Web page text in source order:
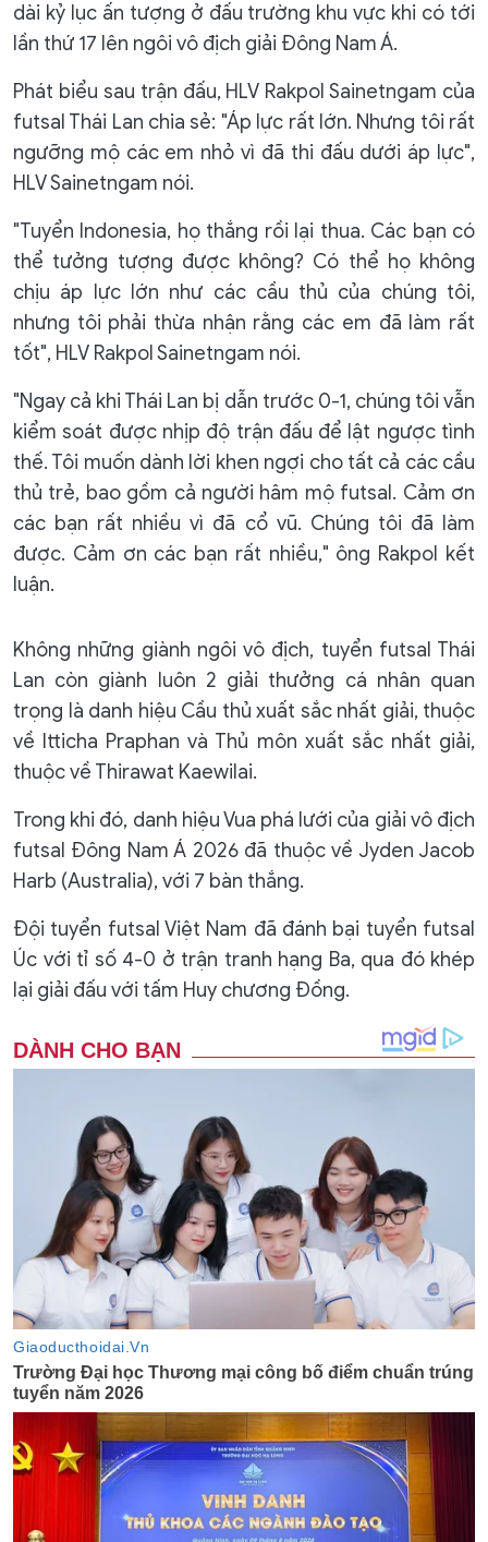
dài kỷ lục ấn tượng ở đấu trường khu vực khi có tới
lần thứ 17 lên ngôi vô địch giải Đông Nam Á.
Phát biểu sau trận đấu, HLV Rakpol Sainetngam của
futsal Thái Lan chia sẻ: "Áp lực rất lớn. Nhưng tôi rất
ngưỡng mộ các em nhỏ vì đã thi đấu dưới áp lực",
HLV Sainetngam nói.
"Tuyển Indonesia, họ thắng rồi lại thua. Các bạn có
thể tưởng tượng được không? Có thể họ không
chịu áp lực lớn như các cầu thủ của chúng tôi,
nhưng tôi phải thừa nhận rằng các em đã làm rất
tốt", HLV Rakpol Sainetngam nói.
"Ngay cả khi Thái Lan bị dẫn trước 0-1, chúng tôi vẫn
kiểm soát được nhịp độ trận đấu để lật ngược tình
thế. Tôi muốn dành lời khen ngợi cho tất cả các cầu
thủ trẻ, bao gồm cả người hâm mộ futsal. Cảm ơn
các bạn rất nhiều vì đã cổ vũ. Chúng tôi đã làm
được. Cảm ơn các bạn rất nhiều," ông Rakpol kết
luận.
Không những giành ngôi vô địch, tuyển futsal Thái
Lan còn giành luôn 2 giải thưởng cá nhân quan
trọng là danh hiệu Cầu thủ xuất sắc nhất giải, thuộc
về Itticha Praphan và Thủ môn xuất sắc nhất giải,
thuộc về Thirawat Kaewilai.
Trong khi đó, danh hiệu Vua phá lưới của giải vô địch
futsal Đông Nam Á 2026 đã thuộc về Jyden Jacob
Harb (Australia), với 7 bàn thắng.
Đội tuyển futsal Việt Nam đã đánh bại tuyển futsal
Úc với tỉ số 4-0 ở trận tranh hạng Ba, qua đó khép
lại giải đấu với tấm Huy chương Đồng.